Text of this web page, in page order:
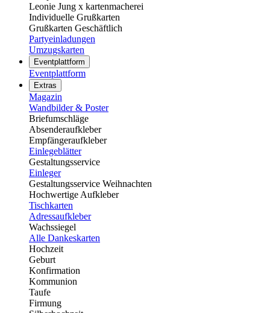
Leonie Jung x kartenmacherei
Individuelle Grußkarten
Grußkarten Geschäftlich
Partyeinladungen
Umzugskarten
Eventplattform
Eventplattform
Extras
Magazin
Wandbilder & Poster
Briefumschläge
Absenderaufkleber
Empfängeraufkleber
Einlegeblätter
Gestaltungsservice
Einleger
Gestaltungsservice Weihnachten
Hochwertige Aufkleber
Tischkarten
Adressaufkleber
Wachssiegel
Alle Dankeskarten
Hochzeit
Geburt
Konfirmation
Kommunion
Taufe
Firmung